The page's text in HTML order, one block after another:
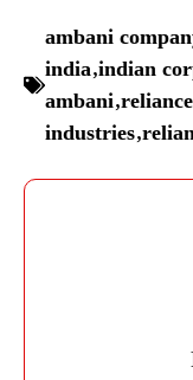
ambani
india,indian
ambani,
industries,